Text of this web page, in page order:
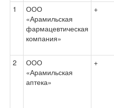
1
ООО
«Арамильская
фармацевтическая
компания»
+
2
ООО
«Арамильская
аптека»
+